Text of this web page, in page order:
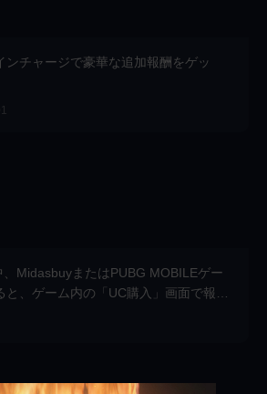
ンチャージで豪華な追加報酬をゲッ
MidasbuyまたはPUBG MOBILEゲー
と、ゲーム内の「UC購入」画面で報酬
ならさらにボーナスUCもプレゼ